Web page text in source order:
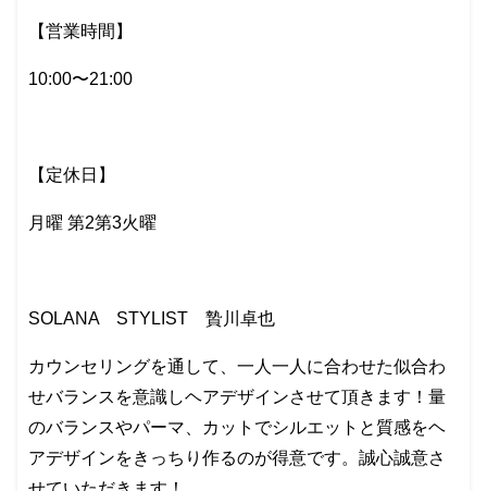
【営業時間】
10:00〜21:00
【定休日】
月曜 第2第3火曜
SOLANA STYLIST 贄川卓也
カウンセリングを通して、一人一人に合わせた似合わ
せバランスを意識しヘアデザインさせて頂きます！量
のバランスやパーマ、カットでシルエットと質感をヘ
アデザインをきっちり作るのが得意です。誠心誠意さ